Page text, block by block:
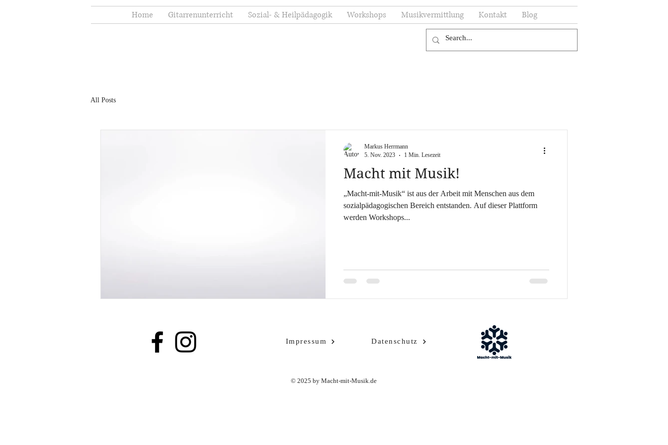
Home Gitarrenunterricht Sozial- & Heilpädagogik Workshops Musikvermittlung Kontakt Blog
All Posts
Macht mit Musik!
„Macht-mit-Musik“ ist aus der Arbeit mit Menschen aus dem
sozialpädagogischen Bereich entstanden. Auf dieser Plattform
werden Workshops...
Markus Herrmann
5. Nov. 2023
1 Min. Lesezeit
Impressum Datenschutz
© 2025 by Macht-mit-Musik.de